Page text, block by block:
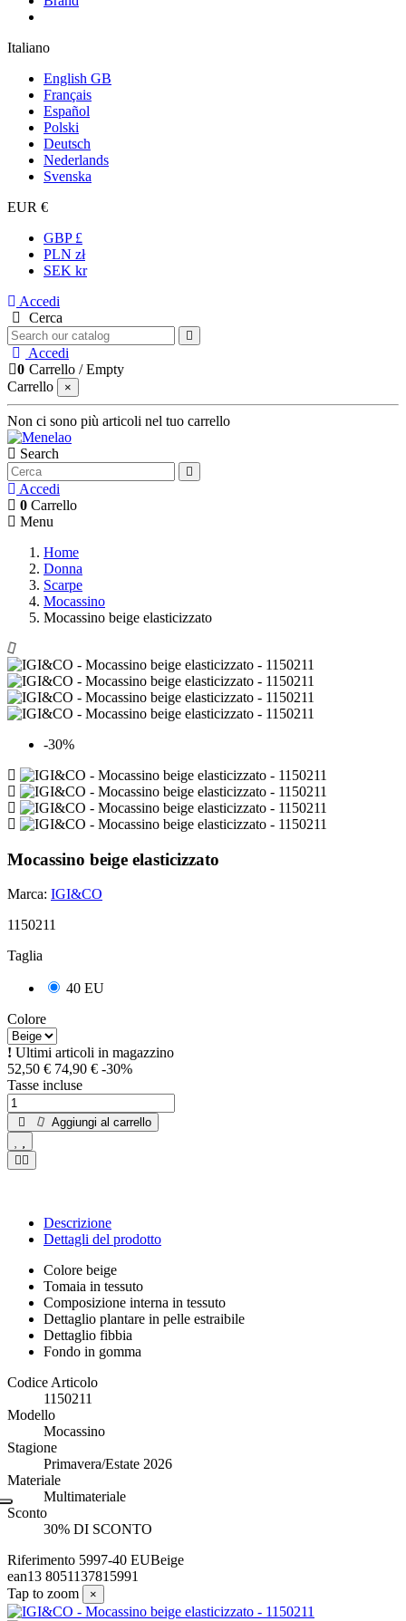
Italiano
English GB
Français
Español
Polski
Deutsch
Nederlands
Svenska
EUR €
GBP £
PLN zł
SEK kr
Accedi
Cerca
Accedi
0 Carrello /Empty
Carrello
×
Non ci sono più articoli nel tuo carrello
Search
Accedi
0 Carrello
Menu
Home
Donna
Scarpe
Mocassino
Mocassino beige elasticizzato
-30%
Mocassino beige elasticizzato
Marca: IGI&CO
1150211
Taglia
40 EU
Colore
Ultimi articoli in magazzino
52,50 € 74,90 € -30%
Tasse incluse
Aggiungi al carrello
Descrizione
Dettagli del prodotto
Colore beige
Tomaia in tessuto
Composizione interna in tessuto
Dettaglio plantare in pelle estraibile
Dettaglio fibbia
Fondo in gomma
Codice Articolo
1150211
Modello
Mocassino
Stagione
Primavera/Estate 2026
Materiale
Multimateriale
Sconto
30% DI SCONTO
Riferimento 5997-40 EUBeige
ean13 8051137815991
Tap to zoom
×